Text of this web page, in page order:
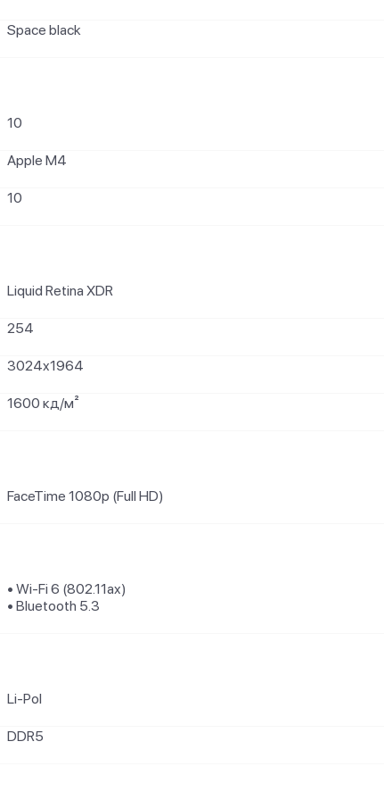
Space black
10
Apple M4
10
Liquid Retina XDR
254
3024x1964
1600 кд/м²
FaceTime 1080p (Full HD)
• Wi-Fi 6 (802.11ax)
• Bluetooth 5.3
Li-Pol
DDR5